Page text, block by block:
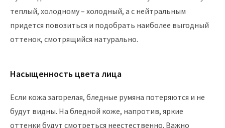
теплый, холодному – холодный, а с нейтральным
придется повозиться и подобрать наиболее выгодный
оттенок, смотрящийся натурально.
Насыщенность цвета лица
Если кожа загорелая, бледные румяна потеряются и не
будут видны. На бледной коже, напротив, яркие
оттенки будут смотреться неестественно. Важно